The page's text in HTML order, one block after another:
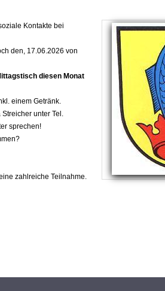
Kontakte bei
den, 17.06.2026 von
diesen Monat
einem Getränk.
unter Tel.
sprechen!
zahlreiche Teilnahme.